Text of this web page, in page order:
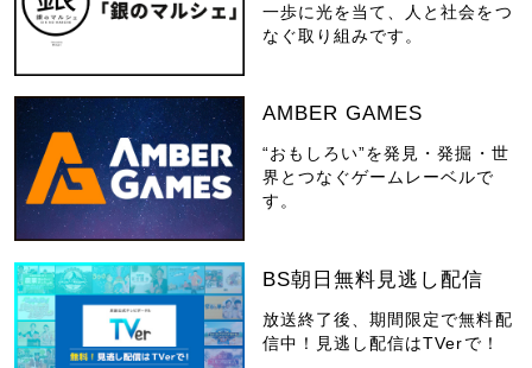
一歩に光を当て、人と社会をつ
なぐ取り組みです。
AMBER GAMES
“おもしろい”を発見・発掘・世
界とつなぐゲームレーベルで
す。
BS朝日無料見逃し配信
放送終了後、期間限定で無料配
信中！見逃し配信はTVerで！